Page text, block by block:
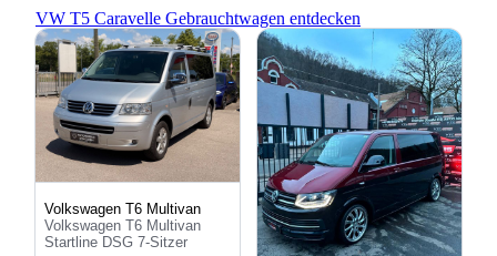
VW T5 Caravelle Gebrauchtwagen entdecken
Volkswagen T6 Multivan
Volkswagen T6 Multivan
Startline DSG 7-Sitzer